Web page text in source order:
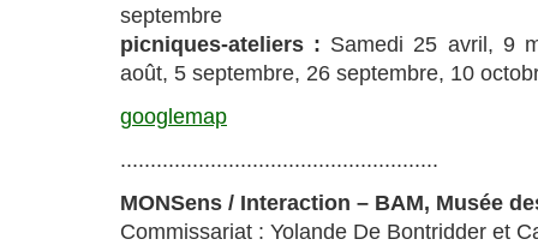
septembre
picniques-ateliers : Samedi 25 avril, 9
août, 5 septembre, 26 septembre, 10
googlemap
.....................................................
MONSens / Interaction – BAM, Musée
Commissariat : Yolande De Bontridder et